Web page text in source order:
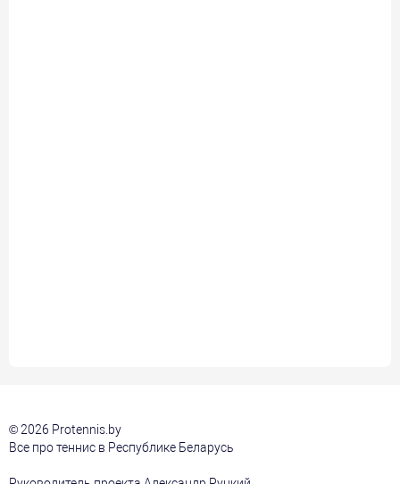
© 2026 Protennis.by
Все про теннис в Республике Беларусь